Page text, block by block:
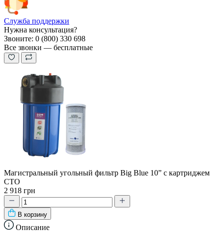
Служба поддержки
Нужна консультация?
Звоните: 0 (800) 330 698
Все звонки — бесплатные
Магистральный угольный фильтр Big Blue 10” с картриджем
CTO
2 918 грн
В корзину
Описание